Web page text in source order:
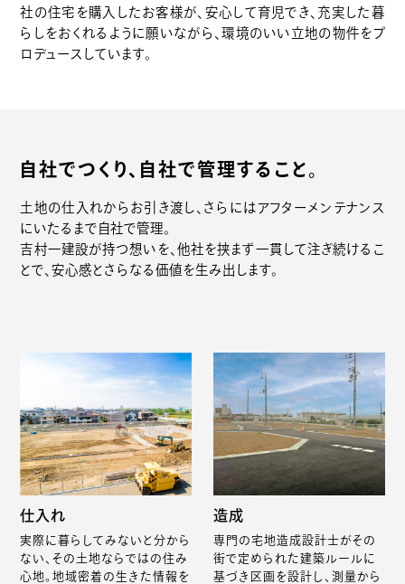
社の住宅を購入したお客様が、安心して育児でき、充実した暮
らしをおくれるように願いながら、環境のいい立地の物件をプ
ロデュースしています。
自社でつくり、自社で管理すること。
土地の仕入れからお引き渡し、さらにはアフターメンテナンス
にいたるまで自社で管理。
吉村一建設が持つ想いを、他社を挟まず一貫して注ぎ続けるこ
とで、安心感とさらなる価値を生み出します。
仕入れ
実際に暮らしてみないと分から
ない、その土地ならではの住み
心地。地域密着の生きた情報を
造成
専門の宅地造成設計士がその
街で定められた建築ルールに
基づき区画を設計し、測量から